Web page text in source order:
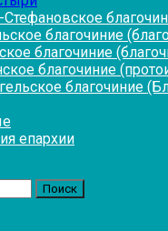
Стефановское
благочиние
благочиние
благочиние
благочиние
епархии